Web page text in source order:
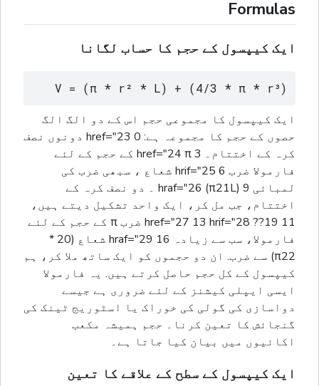
Formulas
ایک کیپسول کے حجم کا حساب لگانا
V = (π * r² * L) + (4/3 * π * r³)
ایک کیپسول کا مجموعی حجم اس کے دو الگ الگ
حصوں کے حجم کا مجموعہ ہے: 0 href="23 دونوں نصف
کرہ کے اختتام۔ 3 href="24 π کے حجم کے لئے
فارمولا ضرب 6 hrif="25 شعاع ، سبھی ضرب کی
لمبائی 9 hraf="26 (π21L) ۔ دو نصف کرہ کے
اختتام، جب مل کر، ایک واحد تشکیل دیتے ہیں،
11 href="27 13 hrif="28 ??19 ضرب π کے حجم کے لئے
فارمولا، سب سے زیادہ 16 hraf="29 شعاع (20 *
π22) سے ضرب. ان دو حجموں کو ایک ساتھ ملا کر، ہم
کیپسول کے کل حجم حاصل کرتے ہیں. یہ فارمولا
ایسی ایپلی کیشنز کے لئے ضروری ہے جیسے
دواسازی کی گولی کی خوراک یا اسٹوریج ٹینک کی
گنجائش کا تعین کرنا۔ حجم ہمیشہ مکعب
اکائیوں میں بیان کیا جاتا ہے۔
ایک کیپسول کے سطح کے علاقے کا تعین